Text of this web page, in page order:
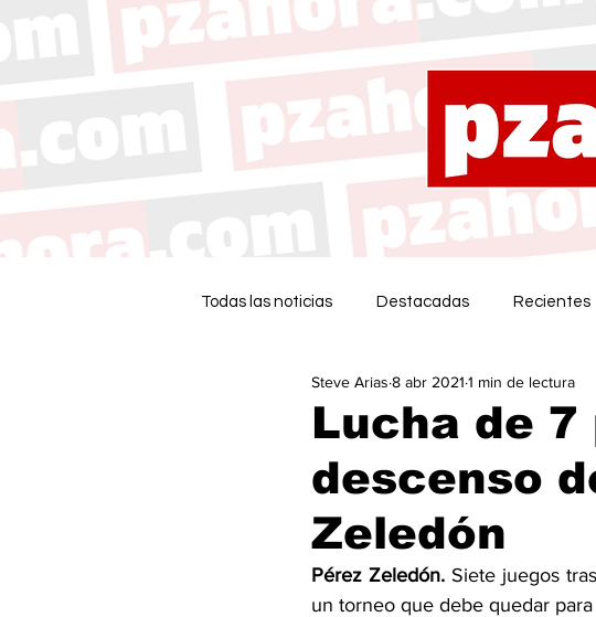
Todas las noticias Destacadas Recientes
Lucha de
descenso
Zeledón
Steve Arias 8 abr 2021 1 min de lectura
Pérez Zeledón. Siete juegos
un torneo que debe quedar